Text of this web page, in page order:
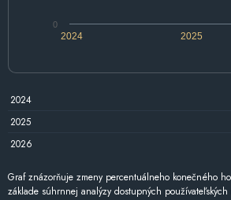
2024 2025
0
2024
2025
2026
Graf znázorňuje zmeny percentuálneho konečného
základe súhrnnej analýzy dostupných